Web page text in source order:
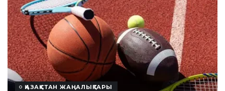
ҚАЗАҚСТАН ЖАҢАЛЫҚТАРЫ